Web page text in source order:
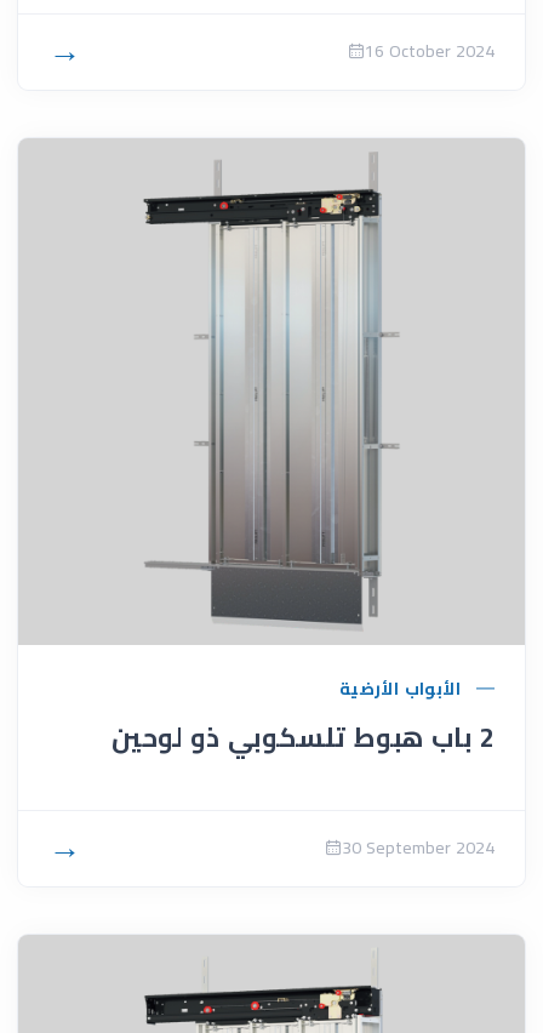
16 October 2024
→
الأبواب الأرضية
30 September 2024
→